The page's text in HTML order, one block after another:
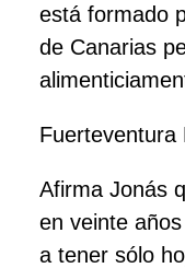
está formado
de Canarias
Fuerteventura
Afirma Jonás
en veinte
a tener sólo